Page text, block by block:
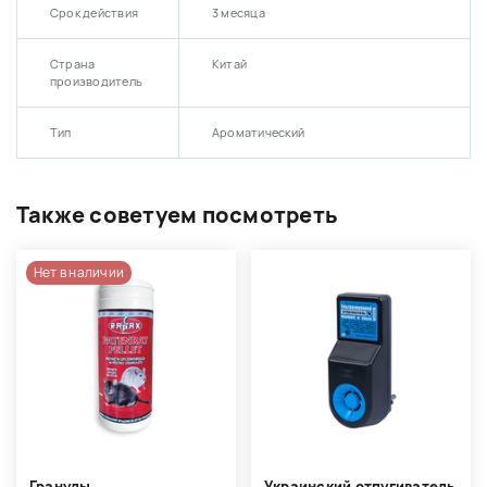
Срок действия 3 месяца
Страна
производитель
Китай
Тип Ароматический
Также советуем посмотреть
Нет в наличии